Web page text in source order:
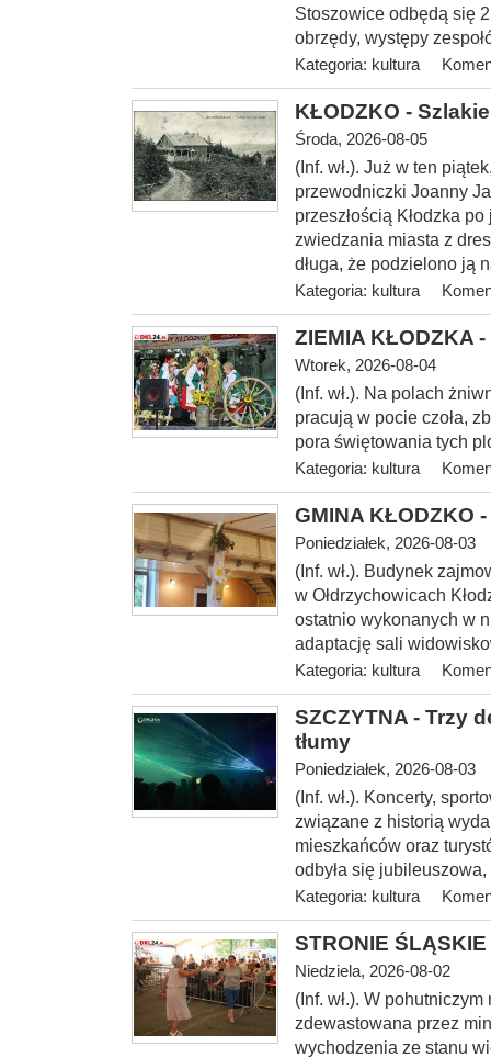
Stoszowice odbędą się
obrzędy, występy
Kategoria: kultura
KŁODZKO -
Środa, 2026-08-05
(Inf. wł.). Już w ten
przewodniczki Joanny
przeszłością Kłodzka
zwiedzania miasta z
długa, że podzielono ją
Kategoria: kultura
ZIEMIA KŁODZKA
Wtorek, 2026-08-04
(Inf. wł.). Na polach
pracują w pocie czoła,
pora świętowania tych
Kategoria: kultura
GMINA KŁODZKO
Poniedziałek, 2026-08-03
(Inf. wł.). Budynek
w Ołdrzychowicach
ostatnio wykonanych w
adaptację sali
Kategoria: kultura
SZCZYTNA - Trzy
tłumy
Poniedziałek, 2026-08-03
(Inf. wł.). Koncerty,
związane z historią
mieszkańców oraz
odbyła się
Kategoria: kultura
STRONIE
Niedziela, 2026-08-02
(Inf. wł.). W
zdewastowana przez
wychodzenia ze stanu